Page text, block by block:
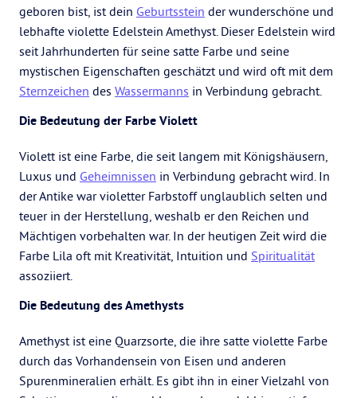
geboren bist, ist dein Geburtsstein der wunderschöne und
lebhafte violette Edelstein Amethyst. Dieser Edelstein wird
seit Jahrhunderten für seine satte Farbe und seine
mystischen Eigenschaften geschätzt und wird oft mit dem
Sternzeichen des Wassermanns in Verbindung gebracht.
Die Bedeutung der Farbe Violett
Violett ist eine Farbe, die seit langem mit Königshäusern,
Luxus und Geheimnissen in Verbindung gebracht wird. In
der Antike war violetter Farbstoff unglaublich selten und
teuer in der Herstellung, weshalb er den Reichen und
Mächtigen vorbehalten war. In der heutigen Zeit wird die
Farbe Lila oft mit Kreativität, Intuition und Spiritualität
assoziiert.
Die Bedeutung des Amethysts
Amethyst ist eine Quarzsorte, die ihre satte violette Farbe
durch das Vorhandensein von Eisen und anderen
Spurenmineralien erhält. Es gibt ihn in einer Vielzahl von